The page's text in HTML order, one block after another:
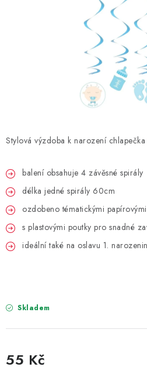
BLAHOPŘÁNÍ
DORTOVÉ SVÍČKY A
DÁRKY
HELIUM NA BALÓNKY
LAMPIONY
OSLAVA PODLE BAREV
STUHY A MAŠLE
Stylová výzdoba k narození chlapečka
balení obsahuje 4 závěsné spirály
délka jedné spirály 60cm
ozdobeno tématickými
s plastovými poutky pro snadné
ideální také na oslavu 1. narozenin
Skladem
55 Kč